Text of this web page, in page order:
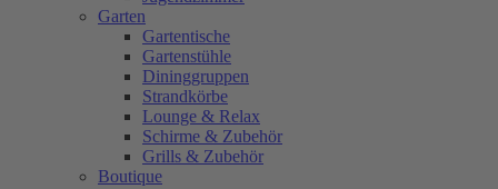
Garten
Gartentische
Gartenstühle
Dininggruppen
Strandkörbe
Lounge & Relax
Schirme & Zubehör
Grills & Zubehör
Boutique